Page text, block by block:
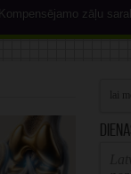
Kompensējamo zāļu